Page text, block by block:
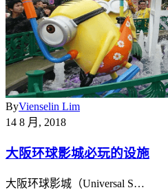
ByVienselin Lim
14 8 月, 2018
大阪环球影城必玩的设施
大阪环球影城（Universal S…